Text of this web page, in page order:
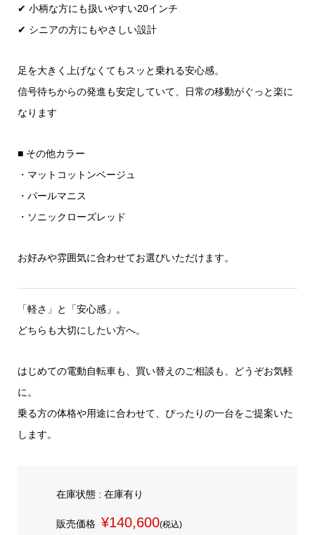
✔ 小柄な方にも扱いやすい20インチ
✔ シニアの方にもやさしい設計
足を大きく上げなくてもスッと乗れる安心感。
信号待ちからの発進も安定していて、日常の移動がぐっと楽に
なります
■ その他カラー
・マットコットンベージュ
・パールマニス
・ソニックローズレッド
お好みや雰囲気に合わせてお選びいただけます。
「軽さ」と「安心感」。
どちらも大切にしたい方へ。
はじめての電動自転車も、買い替えのご相談も、どうぞお気軽
に。
乗る方の体格や用途に合わせて、ぴったりの一台をご提案いた
します。
在庫状態 : 在庫有り
販売価格 ¥140,600(税込)